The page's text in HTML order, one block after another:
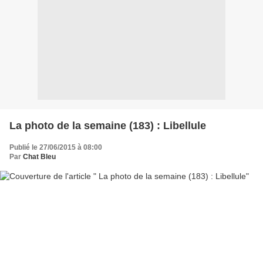
La photo de la semaine (183) : Libellule
Publié le 27/06/2015 à 08:00
Par Chat Bleu